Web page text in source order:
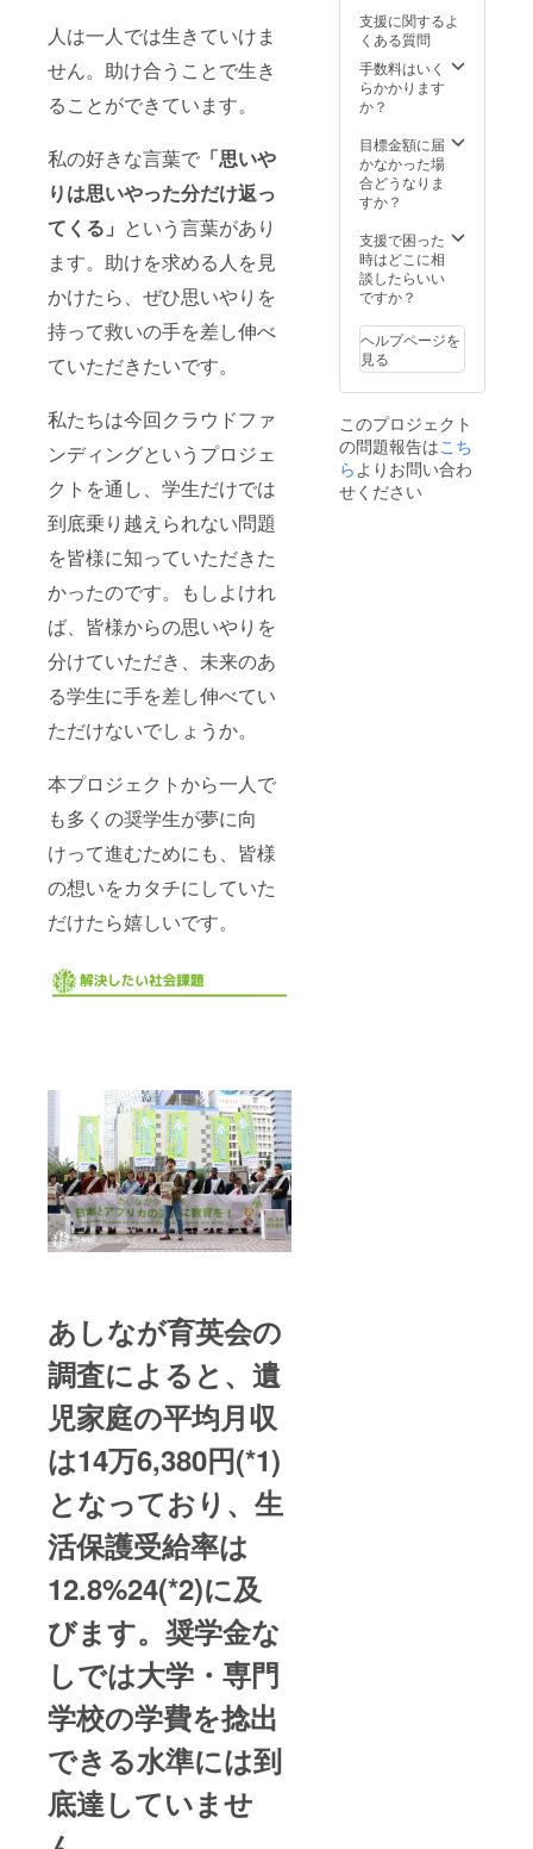
人は一人では生きていけま
せん。助け合うことで生き
ることができています。
私の好きな言葉で 「思いや
りは思いやった分だけ返っ
てくる」 という言葉があり
ます。助けを求める人を見
かけたら、ぜひ思いやりを
持って救いの手を差し伸べ
ていただきたいです。
私たちは今回クラウドファ
ンディングというプロジェ
クトを通し、学生だけでは
到底乗り越えられない問題
を皆様に知っていただきた
かったのです。もしよけれ
ば、皆様からの思いやりを
分けていただき、未来のあ
る学生に手を差し伸べてい
ただけないでしょうか。
本プロジェクトから一人で
も多くの奨学生が夢に向
けって進むためにも、皆様
の想いをカタチにしていた
だけたら嬉しいです。
あしなが育英会の
調査によると、遺
児家庭の平均月収
は14万6,380円(*1)
となっており、生
活保護受給率は
12.8%24(*2)に及
びます。奨学金な
しでは大学・専門
学校の学費を捻出
できる水準には到
底達していませ
（2020
年度末
を予
定）
支援に関するよ
くある質問
手数料はいく
らかかります
か？
目標金額に届
かなかった場
合どうなりま
すか？
支援で困った
時はどこに相
談したらいい
ですか？
ヘルプページを
見る
このプロジェクト
の問題報告はこち
ら よりお問い合わ
せください